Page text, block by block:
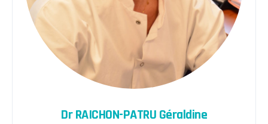
Dr RAICHON-PATRU Géraldine